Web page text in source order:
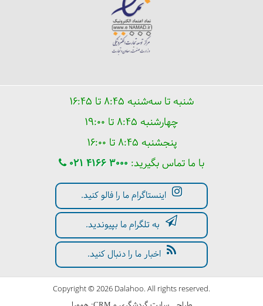
شنبه تا سه‌شنبه ۸:۴۵ تا ۱۶:۴۵
چهارشنبه ۸:۴۵ تا ۱۹:۰۰
پنجشنبه ۸:۴۵ تا ۱۶:۰۰
با ما تماس بگیرید: 021 4166 3000
اینستاگرام ما را فالو کنید.
به تلگرام ما بپیوندید.
اخبار ما را دنبال کنید.
Copyright © 2026 Dalahoo. All rights reserved.